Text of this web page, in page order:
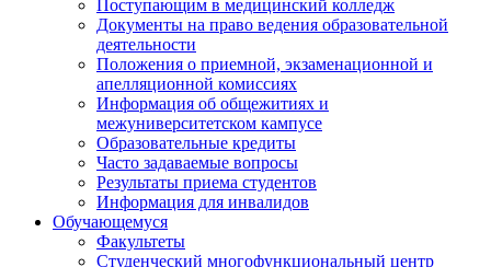
Поступающим в медицинский колледж
Документы на право ведения образовательной
деятельности
Положения о приемной, экзаменационной и
апелляционной комиссиях
Информация об общежитиях и
межуниверситетском кампусе
Образовательные кредиты
Часто задаваемые вопросы
Результаты приема студентов
Информация для инвалидов
Обучающемуся
Факультеты
Студенческий многофункциональный центр